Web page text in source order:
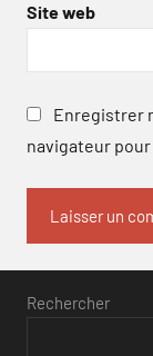
Site web
Enregistrer
navigateur
Rechercher